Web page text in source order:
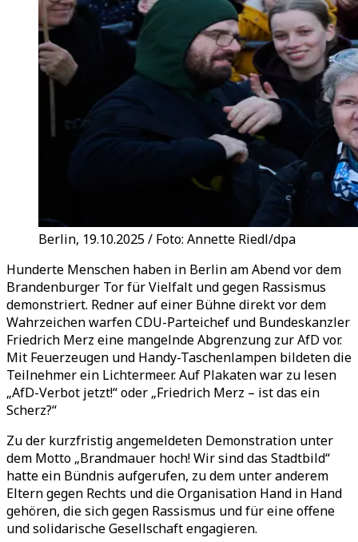
Berlin, 19.10.2025 / Foto: Annette Riedl/dpa
Hunderte Menschen haben in Berlin am Abend vor dem
Brandenburger Tor für Vielfalt und gegen Rassismus
demonstriert. Redner auf einer Bühne direkt vor dem
Wahrzeichen warfen CDU-Parteichef und Bundeskanzler
Friedrich Merz eine mangelnde Abgrenzung zur AfD vor.
Mit Feuerzeugen und Handy-Taschenlampen bildeten die
Teilnehmer ein Lichtermeer. Auf Plakaten war zu lesen
„AfD-Verbot jetzt!“ oder „Friedrich Merz – ist das ein
Scherz?“
Zu der kurzfristig angemeldeten Demonstration unter
dem Motto „Brandmauer hoch! Wir sind das Stadtbild“
hatte ein Bündnis aufgerufen, zu dem unter anderem
Eltern gegen Rechts und die Organisation Hand in Hand
gehören, die sich gegen Rassismus und für eine offene
und solidarische Gesellschaft engagieren.